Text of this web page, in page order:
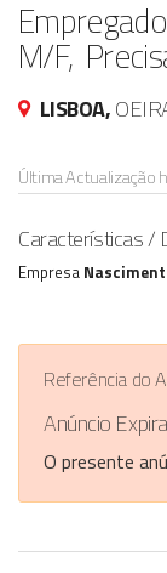
M/F,
LISBOA,
Última Actualização
Características /
Empresa
Referência do
Anúncio
O presente